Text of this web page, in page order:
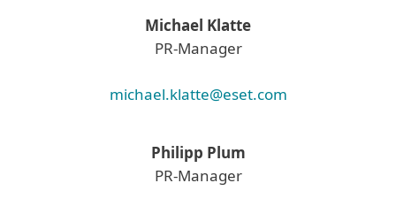
Michael Klatte
PR-Manager
michael.klatte@eset.com
Philipp Plum
PR-Manager